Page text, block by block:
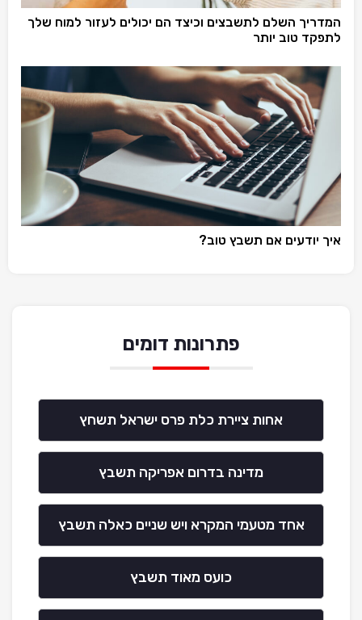
המדריך השלם לתשבצים וכיצד הם יכולים לעזור למוח שלך
לתפקד טוב יותר
איך יודעים אם תשבץ טוב?
פתרונות דומים
אחות ציירת כלת פרס ישראל תשחץ
מדינה בדרום אפריקה תשבץ
אחד מטעמי המקרא ויש שניים כאלה תשבץ
כועס מאוד תשבץ